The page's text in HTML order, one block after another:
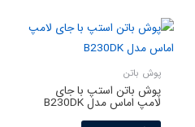
پوش باتن
پوش باتن استپ با جای
لامپ اماس مدل B230DK